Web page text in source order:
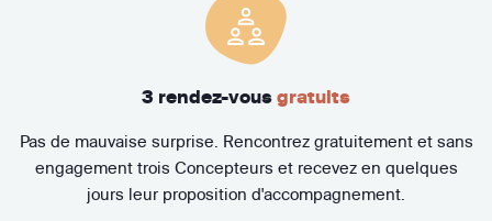
3 rendez-vous gratuits
Pas de mauvaise surprise. Rencontrez gratuitement et sans
engagement trois Concepteurs et recevez en quelques
jours leur proposition d'accompagnement.